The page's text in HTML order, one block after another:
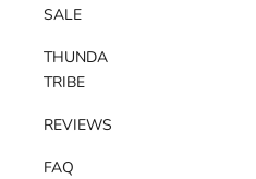
SALE
THUNDA
TRIBE
REVIEWS
FAQ